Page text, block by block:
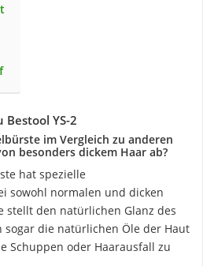
YS-2
im Vergleich zu anderen
besonders dickem Haar ab?
hat spezielle
sowohl normalen und dicken
stellt den natürlichen Glanz des
sogar die natürlichen Öle der Haut
Schuppen oder Haarausfall zu